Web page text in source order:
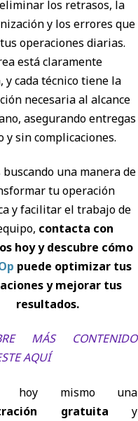
los retrasos, la
y los errores que
operaciones diarias.
está claramente
y cada técnico tiene la
necesaria al alcance
asegurando entregas
y sin complicaciones.
buscando una manera de
tu operación
y facilitar el trabajo de
contacta con
hoy y descubre cómo
puede optimizar tus
y mejorar tus
resultados.
MÁS CONTENIDO
AQUÍ
hoy mismo una
gratuita y